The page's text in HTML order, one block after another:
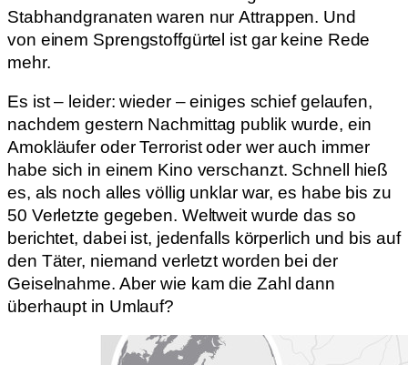
Stabhandgranaten waren nur Attrappen. Und
von einem Sprengstoffgürtel ist gar keine Rede
mehr.
Es ist – leider: wieder – einiges schief gelaufen,
nachdem gestern Nachmittag publik wurde, ein
Amokläufer oder Terrorist oder wer auch immer
habe sich in einem Kino verschanzt. Schnell hieß
es, als noch alles völlig unklar war, es habe bis zu
50 Verletzte gegeben. Weltweit wurde das so
berichtet, dabei ist, jedenfalls körperlich und bis auf
den Täter, niemand verletzt worden bei der
Geiselnahme. Aber wie kam die Zahl dann
überhaupt in Umlauf?